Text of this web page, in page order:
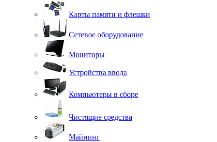
Карты памяти и флешки
Сетевое оборудование
Мониторы
Устройства ввода
Компьютеры в сборе
Чистящие средства
Майнинг